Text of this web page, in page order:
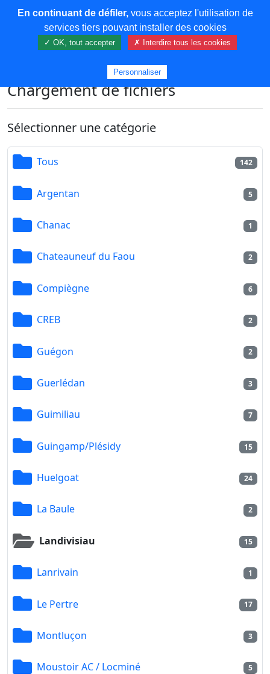
COREMA
Chargement de fichiers
Sélectionner une catégorie
Tous 142
Argentan 5
Chanac 1
Chateauneuf du Faou 2
Compiègne 6
CREB 2
Guégon 2
Guerlédan 3
Guimiliau 7
Guingamp/Plésidy 15
Huelgoat 24
La Baule 2
Landivisiau 15
Lanrivain 1
Le Pertre 17
Montluçon 3
Moustoir AC / Locminé 5
En continuant de défiler,vous acceptez l'utilisation de
services tiers pouvant installer des cookies
✓ OK, tout accepter ✗ Interdire tous les cookies
Personnaliser